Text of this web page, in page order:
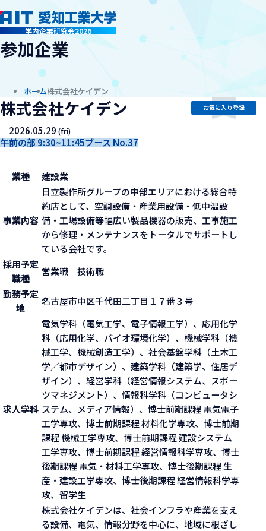
学内企業研究会2026
company
参加企業
ホーム株式会社ケイデン
株式会社ケイデン
2026.05.29(fri)
午前の部 9:30~11:45ブース No.37
お気に入り登録
業種 建設業
事業内容
日立製作所グループの中部エリアにおける総合特
約店として、空調設備・産業用設備・低中温設
備・工場設備等幅広い製品機器の販売、工事施工
から修理・メンテナンスをトータルでサポートし
ている会社です。
採用予定
職種
営業職 技術職
勤務予定
地
名古屋市中区千代田二丁目１７番３号
求人学科
電気学科（電気工学、電子情報工学）、応用化学
科（応用化学、バイオ環境化学）、機械学科（機
械工学、機械創造工学）、社会基盤学科（土木工
学／都市デザイン）、建築学科（建築学、住居デ
ザイン）、経営学科（経営情報システム、スポー
ツマネジメント）、情報科学科（コンピュータシ
ステム、メディア情報）、博士前期課程 電気電子
工学専攻、博士前期課程 材料化学専攻、博士前期
課程 機械工学専攻、博士前期課程 建設システム
工学専攻、博士前期課程 経営情報科学専攻、博士
後期課程 電気・材料工学専攻、博士後期課程 生
産・建設工学専攻、博士後期課程 経営情報科学専
攻、留学生
株式会社ケイデンは、社会インフラや産業を支え
る設備、電気、情報分野を中心に、地域に根ざし